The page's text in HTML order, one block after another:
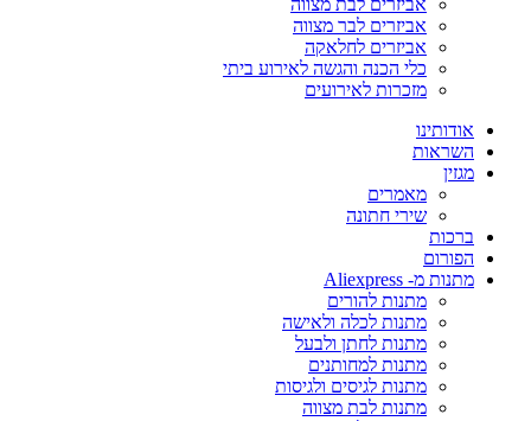
אביזרים לבת מצווה
אביזרים לבר מצווה
אביזרים לחלאקה
כלי הכנה והגשה לאירוע ביתי
מזכרות לאירועים
אודותינו
השראות
מגזין
מאמרים
שירי חתונה
ברכות
הפורום
מתנות מ- Aliexpress
מתנות להורים
מתנות לכלה ולאישה
מתנות לחתן ולבעל
מתנות למחותנים
מתנות לגיסים ולגיסות
מתנות לבת מצווה